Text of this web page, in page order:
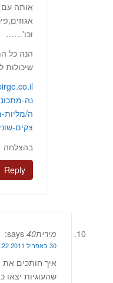
אותה עם
וכו'……
הנה כל
שיכולות
נה-
ה/
צקים-
בהצלחה
Reply
מירית40 says:
30 באפריל 2011 at 22:22
איך חותכים את
שהעוגיות יצאו